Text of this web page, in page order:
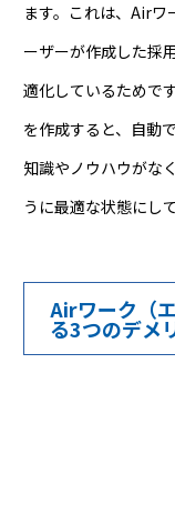
ます。これは、Airワ
ーザーが作成した採
適化しているためで
を作成すると、自動
知識やノウハウがな
うに最適な状態にし
Airワーク（
る3つのデメ